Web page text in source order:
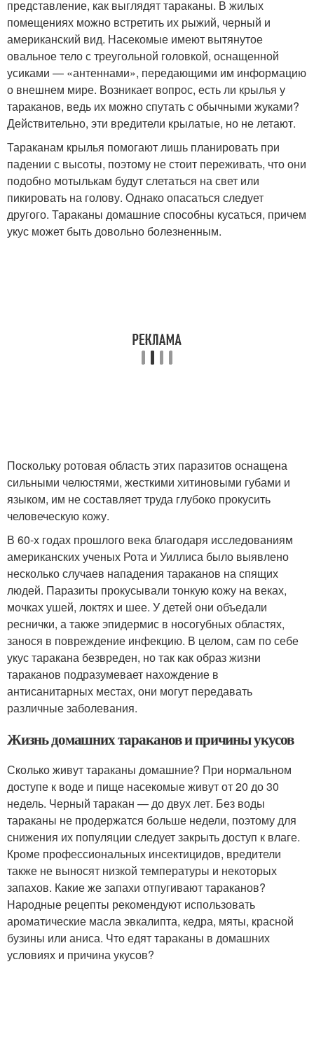
представление, как выглядят тараканы. В жилых
помещениях можно встретить их рыжий, черный и
американский вид. Насекомые имеют вытянутое
овальное тело с треугольной головкой, оснащенной
усиками — «антеннами», передающими им информацию
о внешнем мире. Возникает вопрос, есть ли крылья у
тараканов, ведь их можно спутать с обычными жуками?
Действительно, эти вредители крылатые, но не летают.
Тараканам крылья помогают лишь планировать при
падении с высоты, поэтому не стоит переживать, что они
подобно мотылькам будут слетаться на свет или
пикировать на голову. Однако опасаться следует
другого. Тараканы домашние способны кусаться, причем
укус может быть довольно болезненным.
Поскольку ротовая область этих паразитов оснащена
сильными челюстями, жесткими хитиновыми губами и
языком, им не составляет труда глубоко прокусить
человеческую кожу.
В 60-х годах прошлого века благодаря исследованиям
американских ученых Рота и Уиллиса было выявлено
несколько случаев нападения тараканов на спящих
людей. Паразиты прокусывали тонкую кожу на веках,
мочках ушей, локтях и шее. У детей они объедали
реснички, а также эпидермис в носогубных областях,
занося в повреждение инфекцию. В целом, сам по себе
укус таракана безвреден, но так как образ жизни
тараканов подразумевает нахождение в
антисанитарных местах, они могут передавать
различные заболевания.
Жизнь домашних тараканов и причины укусов
Сколько живут тараканы домашние? При нормальном
доступе к воде и пище насекомые живут от 20 до 30
недель. Черный таракан — до двух лет. Без воды
тараканы не продержатся больше недели, поэтому для
снижения их популяции следует закрыть доступ к влаге.
Кроме профессиональных инсектицидов, вредители
также не выносят низкой температуры и некоторых
запахов. Какие же запахи отпугивают тараканов?
Народные рецепты рекомендуют использовать
ароматические масла эвкалипта, кедра, мяты, красной
бузины или аниса. Что едят тараканы в домашних
условиях и причина укусов?